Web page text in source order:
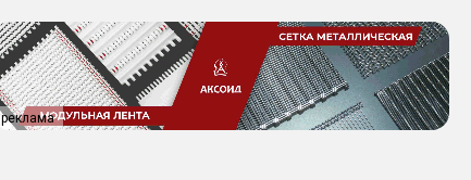
реклама